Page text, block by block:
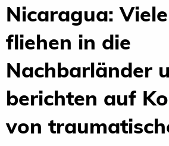
Nicaragua:
fliehen in die
Nachbarländer
berichten auf
von